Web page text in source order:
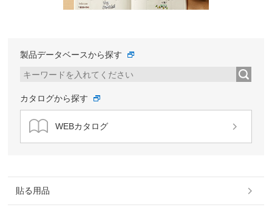
製品データベースから探す
カタログから探す
WEBカタログ
貼る用品